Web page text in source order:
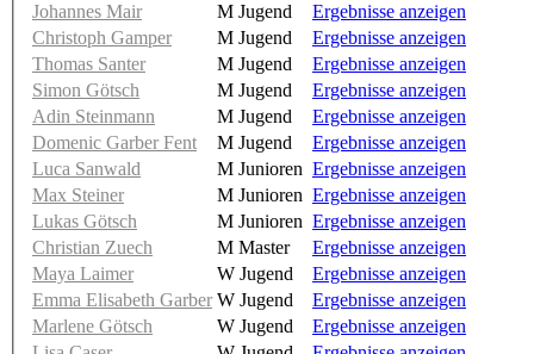
Johannes Mair
M Jugend
Ergebnisse anzeigen
Christoph Gamper
M Jugend
Ergebnisse anzeigen
Thomas Santer
M Jugend
Ergebnisse anzeigen
Simon Götsch
M Jugend
Ergebnisse anzeigen
Adin Steinmann
M Jugend
Ergebnisse anzeigen
Domenic Garber Fent
M Jugend
Ergebnisse anzeigen
Luca Sanwald
M Junioren Ergebnisse anzeigen
Max Steiner
M Junioren Ergebnisse anzeigen
Lukas Götsch
M Junioren Ergebnisse anzeigen
Christian Zuech
M Master
Ergebnisse anzeigen
Maya Laimer
W Jugend
Ergebnisse anzeigen
Emma Elisabeth Garber W Jugend
Ergebnisse anzeigen
Marlene Götsch
W Jugend
Ergebnisse anzeigen